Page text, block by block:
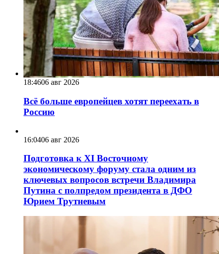
18:4606 авг 2026
Всё больше европейцев хотят переехать в
Россию
16:0406 авг 2026
Подготовка к XI Восточному
экономическому форуму стала одним из
ключевых вопросов встречи Владимира
Путина с полпредом президента в ДФО
Юрием Трутневым